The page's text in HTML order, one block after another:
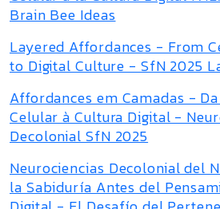
Brain Bee Ideas
Layered Affordances - From
to Digital Culture - SfN 2025
Affordances em Camadas -
Celular à Cultura Digital -
Decolonial SfN 2025
Neurociencias Decolonial del
la Sabiduría Antes del